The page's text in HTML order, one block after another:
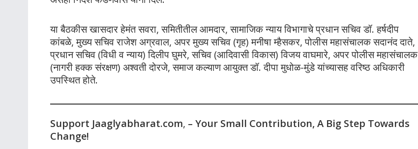
या बैठकीस खासदार हेमंत सवरा, समितीतील आमदार, सामाजिक न्याय विभागाचे प्रधान सचिव डॉ. हर्षदीप
कांबळे, मुख्य सचिव राजेश अग्रवाल, अपर मुख्य सचिव (गृह) मनीषा म्हैसकर, पोलीस महासंचालक सदानंद दाते,
प्रधान सचिव (विधी व न्याय) दिलीप घुमरे, सचिव (आदिवासी विकास) विजय वाघमारे, अपर पोलीस महासंचालक
(नागरी हक्क संरक्षण) अश्वती दोरजे, समाज कल्याण आयुक्त डॉ. दीपा मुधोळ-मुंडे यांच्यासह वरिष्ठ अधिकारी
उपस्थित होते.
Support Jaaglyabharat.com, – Your Small Contribution, A Big Step Towards
Change!